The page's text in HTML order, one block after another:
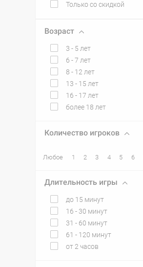
Только со скидкой
Возраст
3 - 5 лет
6 - 7 лет
8 - 12 лет
13 - 15 лет
16 - 17 лет
более 18 лет
Количество игроков
Любое 1 2 3 4 5 6
Длительность игры
до 15 минут
16 - 30 минут
31 - 60 минут
61 - 120 минут
от 2 часов